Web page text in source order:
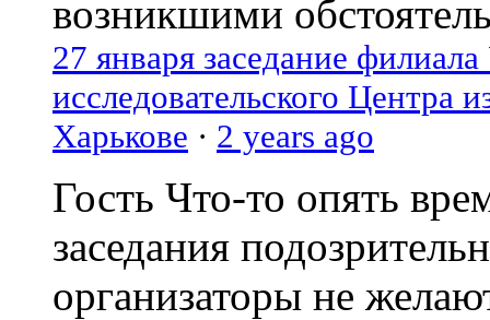
возникшими
27 января заседание
исследовательского Центра
Харькове · 2 years ago
Гость Что-то опять
заседания
организаторы не